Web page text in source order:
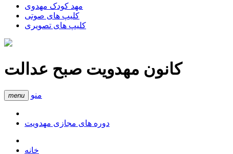
مهد کودک مهدوی
کلیپ های صوتی
کلیپ های تصویری
کانون مهدویت صبح عدالت
menu منو
دوره های مجازی مهدویت
خانه